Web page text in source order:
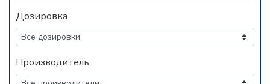
Дозировка
Производитель